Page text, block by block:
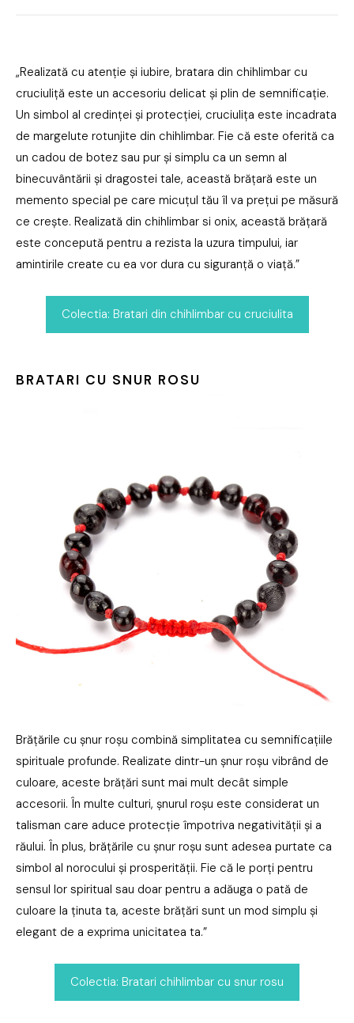
„Realizată cu atenție și iubire, bratara din chihlimbar cu
cruciuliță este un accesoriu delicat și plin de semnificație.
Un simbol al credinței și protecției, cruciulița este incadrata
de margelute rotunjite din chihlimbar. Fie că este oferită ca
un cadou de botez sau pur și simplu ca un semn al
binecuvântării și dragostei tale, această brățară este un
memento special pe care micuțul tău îl va prețui pe măsură
ce crește. Realizată din chihlimbar si onix, această brățară
este concepută pentru a rezista la uzura timpului, iar
amintirile create cu ea vor dura cu siguranță o viață.”
Colectia: Bratari din chihlimbar cu cruciulita
BRATARI CU SNUR ROSU
Brățările cu șnur roșu combină simplitatea cu semnificațiile
spirituale profunde. Realizate dintr-un șnur roșu vibrând de
culoare, aceste brățări sunt mai mult decât simple
accesorii. În multe culturi, șnurul roșu este considerat un
talisman care aduce protecție împotriva negativității și a
răului. În plus, brățările cu șnur roșu sunt adesea purtate ca
simbol al norocului și prosperității. Fie că le porți pentru
sensul lor spiritual sau doar pentru a adăuga o pată de
culoare la ținuta ta, aceste brățări sunt un mod simplu și
elegant de a exprima unicitatea ta.”
Colectia: Bratari chihlimbar cu snur rosu